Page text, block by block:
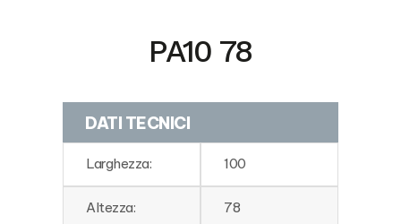
PA10 78
DATI TECNICI
Larghezza: 100
Altezza: 78